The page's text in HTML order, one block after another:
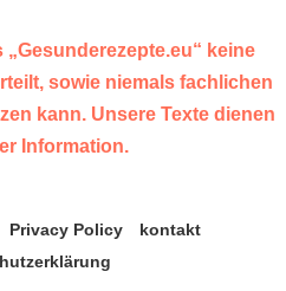
„Gesunderezepte.eu“ keine
sowie niemals fachlichen
kann. Unsere Texte dienen
Information.
Privacy Policy
kontakt